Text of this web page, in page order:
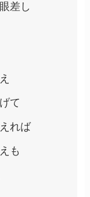
差し
て
れば
も